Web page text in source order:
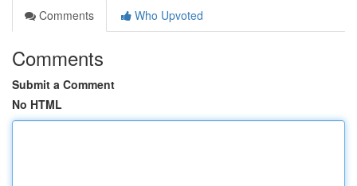
Comments
Who Upvoted
Comments
Submit a Comment
No HTML